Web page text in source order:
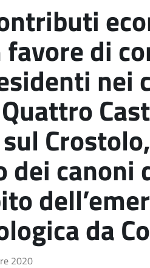
di
nei
dei canoni
da
2020